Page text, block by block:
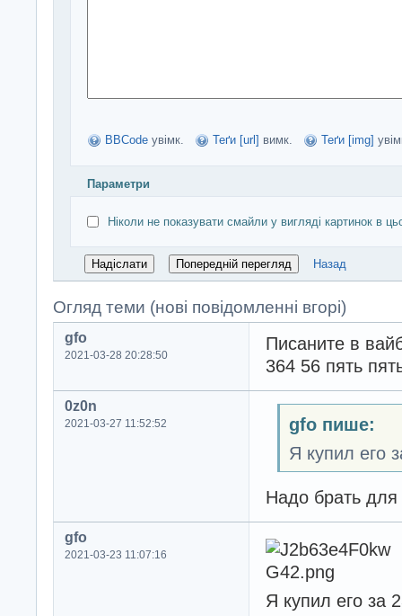
BBCode увімк. Теґи [url] вимк. Теґи [img]
Параметри
Ніколи не показувати смайли у вигляді картинок в
Назад
Огляд теми (нові повідомленні вгорі)
gfo
2021-03-28 20:28:50
Писаните в
364 56 пять
0z0n
2021-03-27 11:52:52
gfo пише:
Я купил его
Надо брать
gfo
2021-03-23 11:07:16
Я купил его за